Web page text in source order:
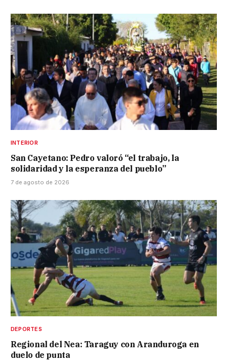
INTERIOR
San Cayetano: Pedro valoró “el trabajo, la
solidaridad y la esperanza del pueblo”
7 de agosto de 2026
DEPORTES
Regional del Nea: Taraguy con Aranduroga en
duelo de punta